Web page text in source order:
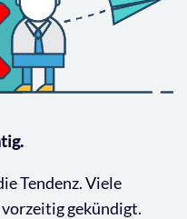
Tendenz. Viele
gekündigt.